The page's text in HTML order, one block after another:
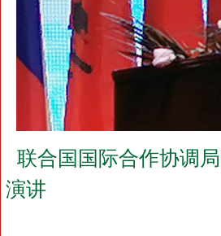
联合国国际合作协调
演讲